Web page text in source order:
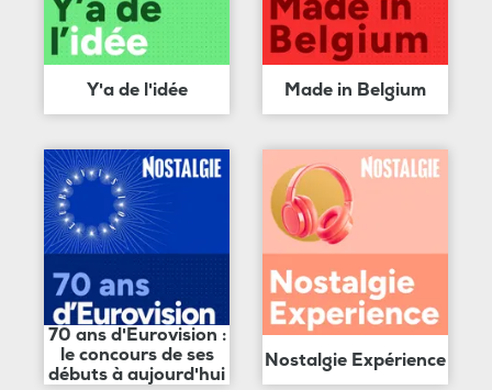
Y'a de l'idée Made in Belgium
70 ans d'Eurovision :
le concours de ses
débuts à aujourd'hui
Nostalgie Expérience